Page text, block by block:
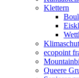
Klettern
ecopoint
Queere